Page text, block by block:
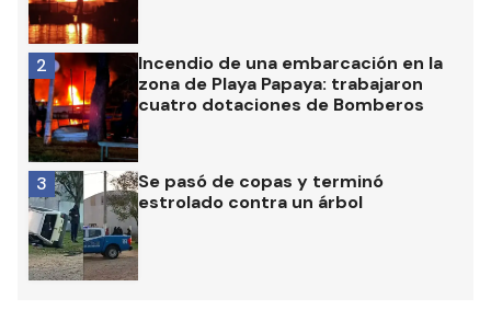
Incendio de una embarcación en la
zona de Playa Papaya: trabajaron
cuatro dotaciones de Bomberos
2
Se pasó de copas y terminó
estrolado contra un árbol
3